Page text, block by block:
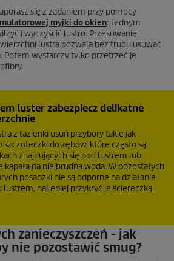
się z zadaniem przy pomocy
myjki do okien: Jednym
i wyczyścić lustro. Przesuwanie
lustra pozwala bez trudu usuwać
Potem wystarczy tylko przetrzeć je
luster zabezpiecz delikatne
z łazienki usuń przybory takie jak
do zębów, które często są
znajdujących się pod lustrem lub
na nie brudna woda. W pozostałych
posadzki nie są odporne na działanie
najlepiej przykryć je ściereczką.
zanieczyszczeń - jak
nie pozostawić smug?